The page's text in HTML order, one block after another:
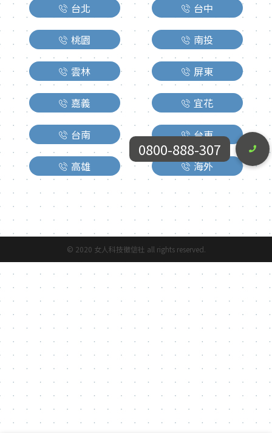
台北
桃園
台中
南投
雲林
嘉義
台南
高雄
屏東
宜花
台東
海外
© 2020 女人科技徵信社 all rights reserved.
0800-888-307